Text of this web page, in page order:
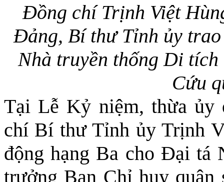
Đồng chí Trịnh Việt
Đảng, Bí thư Tỉnh ủy
Nhà truyền thống Di
Cứu
Tại Lễ Kỷ niệm, thừa ủy
chí Bí thư Tỉnh ủy Trịnh
động hạng Ba cho Đại tá
trưởng Ban Chỉ huy